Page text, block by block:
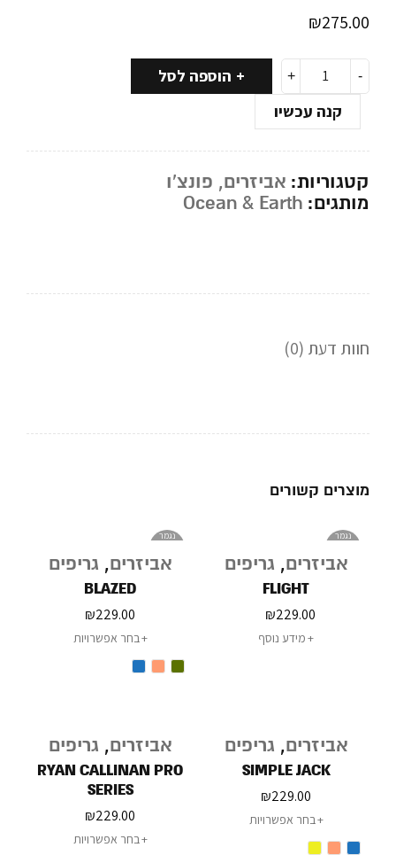
₪275.00
הוספה לסל
קנה עכשיו
קטגוריות: אביזרים, פונצ'ו
מותגים: Ocean & Earth
חוות דעת (0)
מוצרים קשורים
נגמר
אביזרים, גריפים
FLIGHT
₪229.00
מידע נוסף
נגמר
אביזרים, גריפים
BLAZED
₪229.00
בחר אפשרויות
אביזרים, גריפים
SIMPLE JACK
₪229.00
בחר אפשרויות
אביזרים, גריפים
RYAN CALLINAN PRO
SERIES
₪229.00
בחר אפשרויות